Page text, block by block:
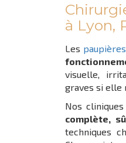
à Lyon,
Les paupières
visuelle,
graves si elle
Nos cliniques
complète,
techniques